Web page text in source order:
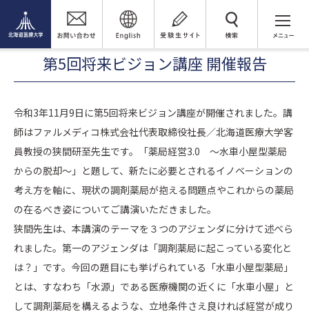
検 索
2021年度研修プログラム報告
第5回将来ビジョン講座 開催報告
第5回将来ビジョン講座 開催報告
令和3年11月9日に第5回将来ビジョン講座が開催されました。講
師はファルメディコ株式会社代表取締役社長／北海道医療大学客
員教授の狭間研至先生です。「薬局経営3.0 ～水車小屋型薬局
からの脱却～」と題して、新たに必要とされるイノベーションの
考え方を軸に、現状の調剤薬局が抱える問題点やこれからの薬局
の在るべき姿についてご講演いただきました。
狭間先生は、本講演のテーマを３つのアジェンダに分けて述べら
れました。第一のアジェンダは「調剤薬局に起こっている変化と
は？」です。今回の題目にも挙げられている「水車小屋型薬局」
とは、すなわち「水源」である医療機関の近くに「水車小屋」と
して調剤薬局を構えるような、立地条件さえ良ければ経営が成り